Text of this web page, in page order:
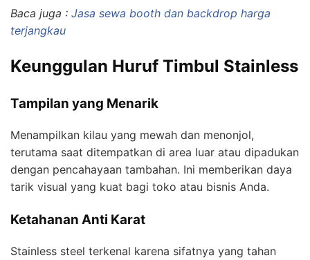
Baca juga : Jasa sewa booth dan backdrop harga
terjangkau
Keunggulan Huruf Timbul Stainless
Tampilan yang Menarik
Menampilkan kilau yang mewah dan menonjol,
terutama saat ditempatkan di area luar atau dipadukan
dengan pencahayaan tambahan. Ini memberikan daya
tarik visual yang kuat bagi toko atau bisnis Anda.
Ketahanan Anti Karat
Stainless steel terkenal karena sifatnya yang tahan